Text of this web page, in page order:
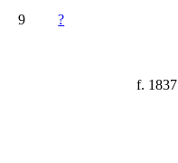
9 ?
f. 1837